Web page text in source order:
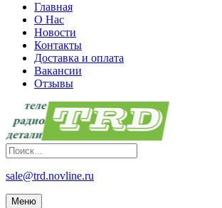
Главная
О Нас
Новости
Контакты
Доставка и оплата
Вакансии
Отзывы
sale@trd.novline.ru
Меню